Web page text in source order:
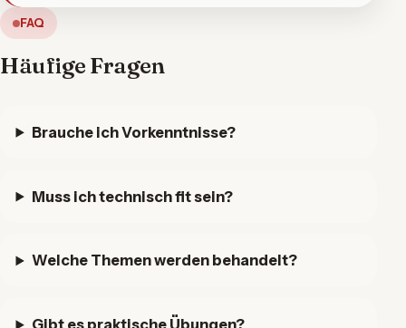
FAQ
Häufige Fragen
Brauche ich Vorkenntnisse?
Muss ich technisch fit sein?
Welche Themen werden behandelt?